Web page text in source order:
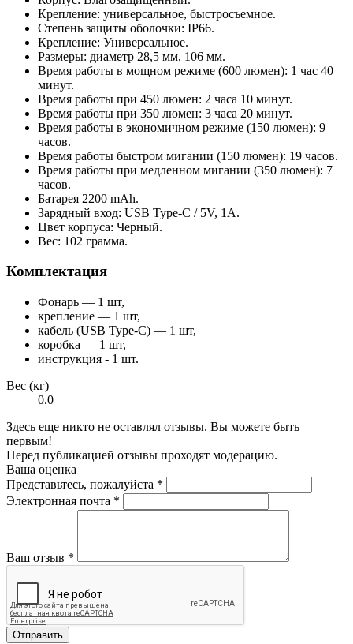
Крепление: универсальное, быстросъемное.
Степень защиты оболочки: IP66.
Крепление: Универсальное.
Размеры: диаметр 28,5 мм, 106 мм.
Время работы в мощном режиме (600 люмен): 1 час 40
минут.
Время работы при 450 люмен: 2 часа 10 минут.
Время работы при 350 люмен: 3 часа 20 минут.
Время работы в экономичном режиме (150 люмен): 9
часов.
Время работы быстром мигании (150 люмен): 19 часов.
Время работы при медленном мигании (350 люмен): 7
часов.
Батарея 2200 mAh.
Зарядный вход: USB Type-C / 5V, 1A.
Цвет корпуса: Черный.
Вес: 102 грамма.
Комплектация
Фонарь — 1 шт,
крепление — 1 шт,
кабель (USB Type-C) — 1 шт,
коробка — 1 шт,
инструкция - 1 шт.
Вес (кг)
0.0
Здесь еще никто не оставлял отзывы. Вы можете быть
первым!
Перед публикацией отзывы проходят модерацию.
Ваша оценка
Представьтесь, пожалуйста *
Электронная почта *
Ваш отзыв *
Отправить